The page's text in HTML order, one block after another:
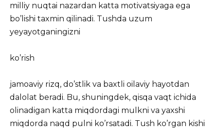
milliy nuqtai nazardan katta motivatsiyaga ega
bo’lishi taxmin qilinadi. Tushda uzum
yeyayotganingizni
ko’rish
jamoaviy rizq, do’stlik va baxtli oilaviy hayotdan
dalolat beradi. Bu, shuningdek, qisqa vaqt ichida
olinadigan katta miqdordagi mulkni va yaxshi
miqdorda naqd pulni ko’rsatadi. Tush ko’rgan kishi